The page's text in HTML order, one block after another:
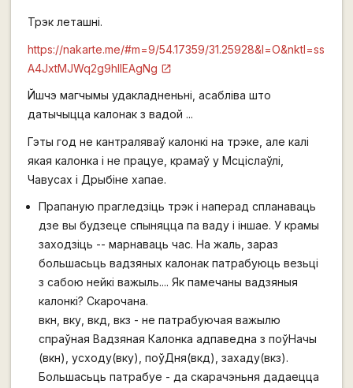
Трэк леташні.
https://nakarte.me/#m=9/54.17359/31.25928&l=O&nktl=ss
A4JxtMJWq2g9hlIEAgNg
Йшчэ магчымы удакладненьні, асабліва што
датычыцца калонак з вадой ...
Гэты год не кантраляваў калонкі на трэке, але калі
якая калонка і не працуе, крамаў у Мсціслаўлі,
Чавусах і Дрыбіне хапае.
Прапаную прагледзіць трэк і наперад спланаваць
дзе вы будзеце спыняцца па ваду і іншае. У крамы
заходзіць -- марнаваць час. На жаль, зараз
большасьць вадзяных калонак патрабуюць везьці
з сабою нейкі важыль.... Як памечаны вадзяныя
калонкі? Скарочана.
вкн, вку, вкд, вкз - не патрабуючая важылю
спраўная Вадзяная Калонка адпаведна з поўНачы
(вкн), усходу(вку), поўДня(вкд), захаду(вкз).
Большасьць патрабуе - да скарачэньня дадаецца